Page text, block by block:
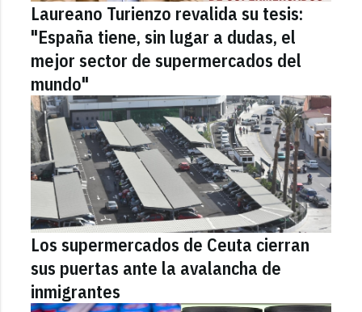
Laureano Turienzo revalida su tesis:
"España tiene, sin lugar a dudas, el
mejor sector de supermercados del
mundo"
Los supermercados de Ceuta cierran
sus puertas ante la avalancha de
inmigrantes